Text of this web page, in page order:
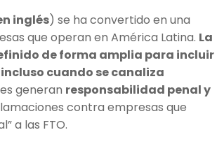
inglés) se ha convertido en una
que operan en América Latina. La
de forma amplia para incluir
cuando se canaliza
generan responsabilidad penal y
contra empresas que
a las FTO.